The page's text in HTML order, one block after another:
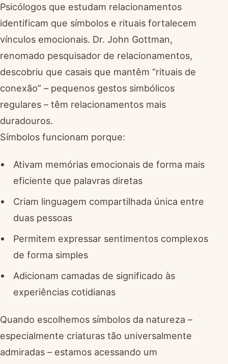
Psicólogos que estudam relacionamentos
identificam que símbolos e rituais fortalecem
vínculos emocionais. Dr. John Gottman,
renomado pesquisador de relacionamentos,
descobriu que casais que mantêm “rituais de
conexão” – pequenos gestos simbólicos
regulares – têm relacionamentos mais
duradouros.
Símbolos funcionam porque:
Ativam memórias emocionais de forma mais
eficiente que palavras diretas
Criam linguagem compartilhada única entre
duas pessoas
Permitem expressar sentimentos complexos
de forma simples
Adicionam camadas de significado às
experiências cotidianas
Quando escolhemos símbolos da natureza –
especialmente criaturas tão universalmente
admiradas – estamos acessando um